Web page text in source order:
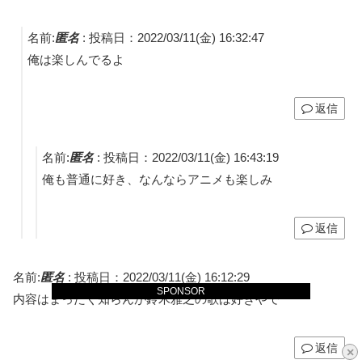
×
SPONSOR
名前:匿名: 投稿日：2022/03/11(金) 16:32:47
俺は楽しんでるよ
返信
名前:匿名: 投稿日：2022/03/11(金) 16:43:19
俺も普通に好き、なんならアニメも楽しみ
返信
名前:匿名: 投稿日：2022/03/11(金) 16:12:29
内容はまったく知らんが鈴木雅之の歌は好きやで
返信